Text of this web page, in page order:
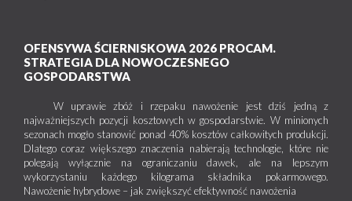
OFENSYWA ŚCIERNISKOWA 2026 PROCAM.
STRATEGIA DLA NOWOCZESNEGO
GOSPODARSTWA
W uprawie zbóż i rzepaku nawożenie jest dziś jedną z
najważniejszych pozycji kosztowych w gospodarstwie. W minionych
sezonach mogło stanowić ponad 40% kosztów całkowitych produkcji.
Dlatego coraz większego znaczenia nabierają technologie, które nie
polegają wyłącznie na ograniczaniu dawek, ale na lepszym
wykorzystaniu każdego kilograma składnika pokarmowego.
Nawożenie hybrydowe – jak zwiększyć efektywność nawożenia